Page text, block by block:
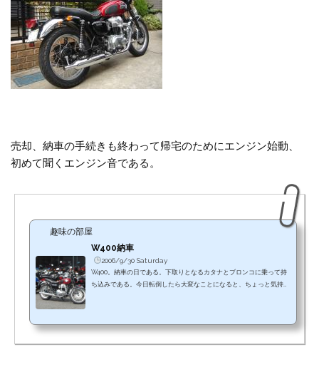
売却、納車の手続きも終わって帰宅のためにエンジン始動、
初めて聞くエンジン音である。
趣味の部屋
W400納車
2006/9/30 Saturday
W400。納車の日である。下取りとなるカタナとブロンコに乗って持
ち込みである。今日転倒したら大変なことになると、ちょっと気持ち